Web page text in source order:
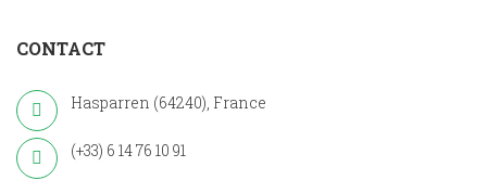
CONTACT
Hasparren (64240), France
(+33) 6 14 76 10 91